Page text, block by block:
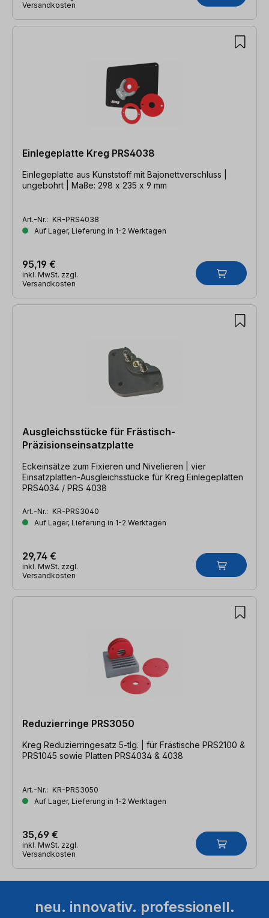
Versandkosten
Einlegeplatte Kreg PRS4038
Einlegeplatte aus Kunststoff mit Bajonettverschluss |
ungebohrt | Maße: 298 x 235 x 9 mm
Art.-Nr.: KR-PRS4038
Auf Lager, Lieferung in 1-2 Werktagen
95,19 €
inkl. MwSt. zzgl.
Versandkosten
Ausgleichsstücke für Frästisch-
Präzisionseinsatzplatte
Eckeinsätze zum Fixieren und Nivelieren | vier
Einsatzplatten-Ausgleichsstücke für Kreg Einlegeplatten
PRS4034 / PRS 4038
Art.-Nr.: KR-PRS3040
Auf Lager, Lieferung in 1-2 Werktagen
29,74 €
inkl. MwSt. zzgl.
Versandkosten
Reduzierringe PRS3050
Kreg Reduzierringesatz 5-tlg. | für Frästische PRS2100 &
PRS1045 sowie Platten PRS4034 & 4038
Art.-Nr.: KR-PRS3050
Auf Lager, Lieferung in 1-2 Werktagen
35,69 €
inkl. MwSt. zzgl.
Versandkosten
neu. innovativ. professionell.